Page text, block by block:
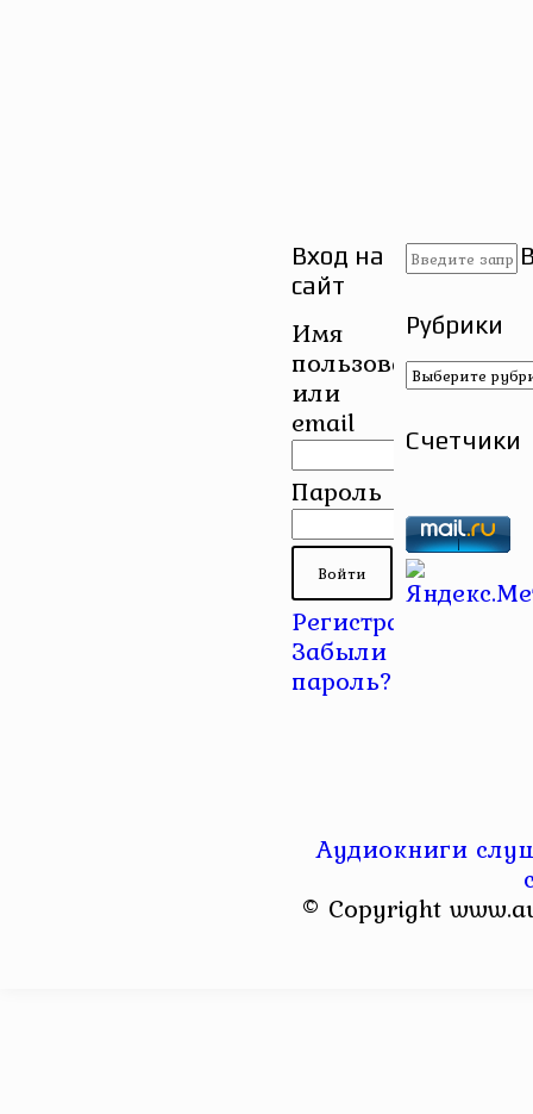
Вход на
сайт
Имя
пользователя
или
email
Пароль
Регистрация
Забыли
пароль?
Рубрики
Рубрики
Счетчики
Аудиокниги
© Copyright